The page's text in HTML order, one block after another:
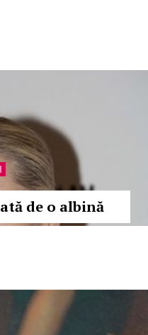
de o albină